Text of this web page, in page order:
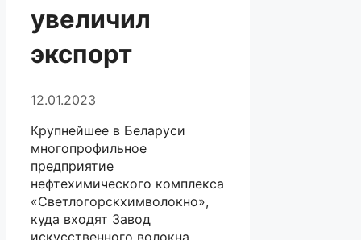
увеличил
экспорт
12.01.2023
Крупнейшее в Беларуси
многопрофильное
предприятие
нефтехимического комплекса
«Светлогорскхимволокно»,
куда входят Завод